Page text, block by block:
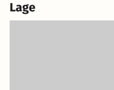
Lage